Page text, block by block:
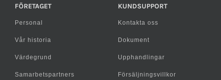
FÖRETAGET
Personal
Vår historia
Värdegrund
Samarbetspartners
KUNDSUPPORT
Kontakta oss
Dokument
Upphandlingar
Försäljningsvillkor